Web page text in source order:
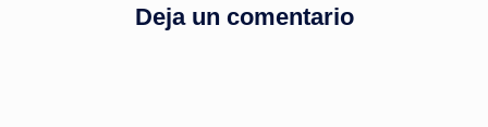
Deja un comentario